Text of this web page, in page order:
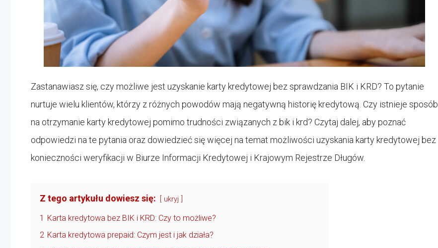
Zastanawiasz się, czy możliwe jest uzyskanie karty kredytowej bez sprawdzania BIK i KRD? To pytanie
nurtuje wielu klientów, którzy z różnych powodów mają negatywną historię kredytową. Czy istnieje sposób
na otrzymanie karty kredytowej pomimo trudności związanych z bik i krd? Czytaj dalej, aby poznać
odpowiedzi na te pytania oraz dowiedzieć się więcej na temat możliwości uzyskania karty kredytowej bez
konieczności weryfikacji w Biurze Informacji Kredytowej i Krajowym Rejestrze Długów.
Z tego artykułu dowiesz się: ukryj
1 Karta kredytowa bez BIK i KRD: Czy to możliwe?
2 Karta kredytowa prepaid: Czym jest i jak działa?